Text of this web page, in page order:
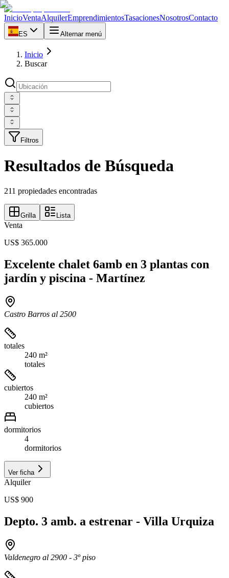
InicioVentaAlquilerEmprendimientosTasacionesNosotrosContacto
ES Alternar menú
Inicio
Buscar
Filtros
Resultados de Búsqueda
211 propiedades encontradas
Grilla Lista
Venta
US$ 365.000
Excelente chalet 6amb en 3 plantas con
jardín y piscina - Martínez
Castro Barros al 2500
totales
240 m²
totales
cubiertos
240 m²
cubiertos
dormitorios
4
dormitorios
Ver ficha
Alquiler
US$ 900
Depto. 3 amb. a estrenar - Villa Urquiza
Valdenegro al 2900 - 3º piso